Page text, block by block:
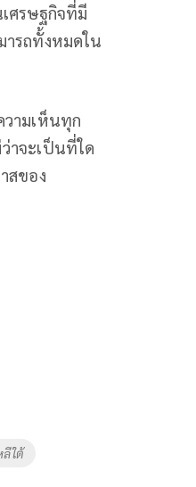
ศรษฐกิจที่มี
ารถทั้งหมดใน
วามเห็นทุก
าจะเป็นที่ใด
สของ
ลีใต้